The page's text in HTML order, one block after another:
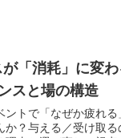
が「消耗」に変
スと場の構造
ントで「なぜか疲れ
か？与える／受け取